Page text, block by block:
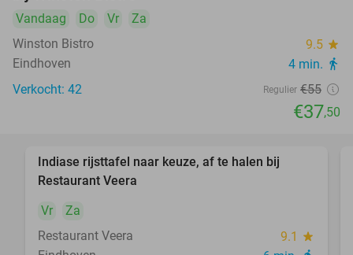
food
Vandaag Do Vr
Za
Winston Bistro
9.5 star
Eindhoven 4 min. directions_walk
Verkocht: 42 Regulier €55
€37,50
Indiase rijsttafel naar keuze, af te halen bij
Restaurant Veera
Vr
Za
Restaurant Veera
9.1 star